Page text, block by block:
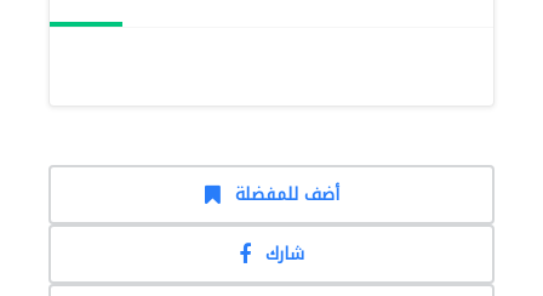
أضف للمفضلة
شارك